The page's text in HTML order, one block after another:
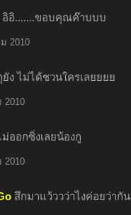
อิอิ.......ขอบคุณค๊าบบบ
2010
ยัง ไม่ได้ชวนใครเลยยยย
2010
ม่ออกซิ่งเลยน้องกู
2010
สึกมาแว้ววว่าไงค่อยว่ากัน